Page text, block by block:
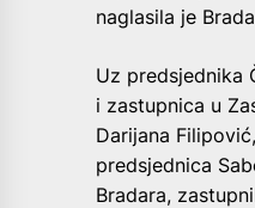
naglasila je
Uz predsjednika
i zastupnica u
Darijana
predsjednica
Bradara,